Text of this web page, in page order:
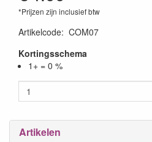
*Prijzen zijn inclusief btw
Artikelcode: COM07
Kortingsschema
1+ = 0 %
Artikelen